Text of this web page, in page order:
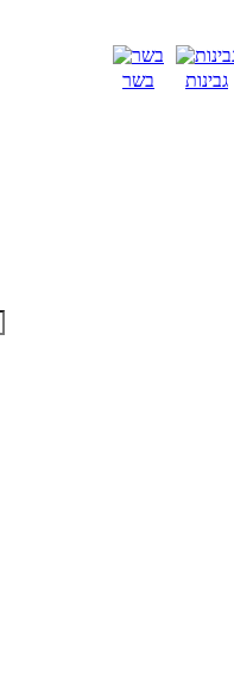
בשר גבינות